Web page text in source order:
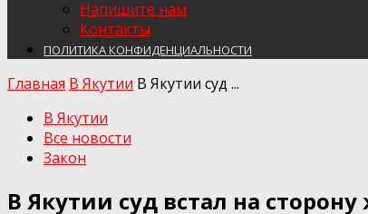
Напишите нам
Контакты
ПОЛИТИКА КОНФИДЕНЦИАЛЬНОСТИ
Главная В Якутии В Якутии суд ...
В Якутии
Все новости
Закон
В Якутии суд встал на